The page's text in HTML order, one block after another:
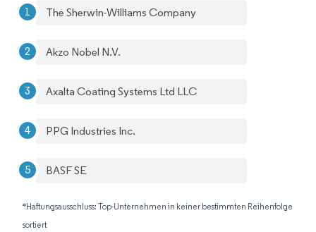
The Sherwin-Williams Company
Akzo Nobel N.V.
Axalta Coating Systems Ltd LLC
PPG Industries Inc.
BASF SE
*Haftungsausschluss: Top-Unternehmen in keiner bestimmten Reihenfolge
sortiert